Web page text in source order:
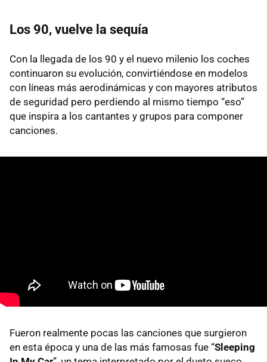
Los 90, vuelve la sequía
Con la llegada de los 90 y el nuevo milenio los coches
continuaron su evolución, convirtiéndose en modelos
con líneas más aerodinámicas y con mayores atributos
de seguridad pero perdiendo al mismo tiempo “eso”
que inspira a los cantantes y grupos para componer
canciones.
Fueron realmente pocas las canciones que surgieron
en esta época y una de las más famosas fue “Sleeping